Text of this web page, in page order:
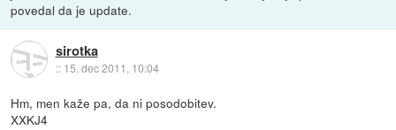
povedal da je update.
sirotka
:: 15. dec 2011, 10:04
Hm, men kaže pa, da ni posodobitev.
XXKJ4